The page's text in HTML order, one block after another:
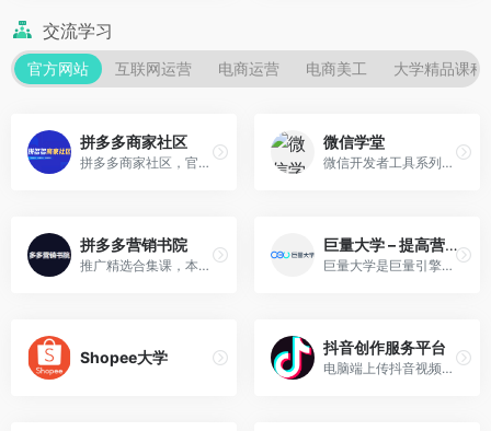
交流学习
官方网站 互联网运营 电商运营 电商美工 大学精品课程
拼多多商家社区
拼多多商家社区，官方资讯，经营干货，商家交流。
微信学堂
微信开发者工具系列课程，介绍开发者工具基础功能和实践案例，解决开发过程中遇到的调试问题。使用工具，简单快速上手开发小程序。
拼多多营销书院
推广精选合集课，本系列课程给你推广各产品的必修课合集，你想要的搜索、场景、oCPX转化神器等推广产品的使用技巧和精彩玩法都在这里！多多精彩课程，等你来体验哦！
巨量大学 – 提高营销专业力
巨量大学是巨量引擎旗下一站式数字营销培训和认证平台，通过专业化、体系化知识内容，以及系统化的个人职业技能认证，持续培养优质、专业的营销人才。平台围绕广告营销、短视频营销、内容营销、电商营销等核心领域，目前已积累超过1200门移动营销课程，吸引超过140万用户进行线上学习。同时，巨量大学面向生态合作伙伴，提供巨量讲师认证体系，在全行业形成优质讲师资源联盟。巨量大学致力于以专业营销知识为全行业生态伙伴提供商业增长力，让知识加速每一次商业成长。
Shopee大学
抖音创作服务平台
电脑端上传抖音视频，抖音创作服务平台是抖音创作者的专属服务平台。